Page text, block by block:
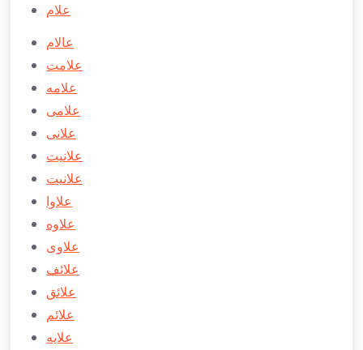
علام
عالام
علامت
علامه
علامی
علانی
علانیت
علانيت
علاوا
علاوه
علاوی
علائف
علائق
علائم
علايه